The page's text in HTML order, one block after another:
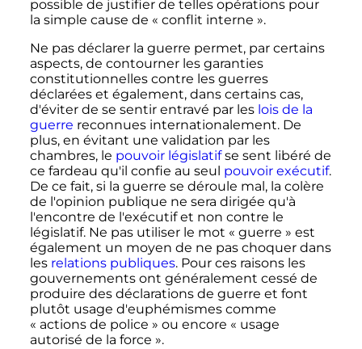
possible de justifier de telles opérations pour
la simple cause de « conflit interne ».
Ne pas déclarer la guerre permet, par certains
aspects, de contourner les garanties
constitutionnelles contre les guerres
déclarées et également, dans certains cas,
d'éviter de se sentir entravé par les lois de la
guerre reconnues internationalement. De
plus, en évitant une validation par les
chambres, le pouvoir législatifse sent libéré de
ce fardeau qu'il confie au seul pouvoir exécutif.
De ce fait, si la guerre se déroule mal, la colère
de l'opinion publique ne sera dirigée qu'à
l'encontre de l'exécutif et non contre le
législatif. Ne pas utiliser le mot « guerre » est
également un moyen de ne pas choquer dans
les relations publiques. Pour ces raisons les
gouvernements ont généralement cessé de
produire des déclarations de guerre et font
plutôt usage d'euphémismes comme
« actions de police » ou encore « usage
autorisé de la force ».